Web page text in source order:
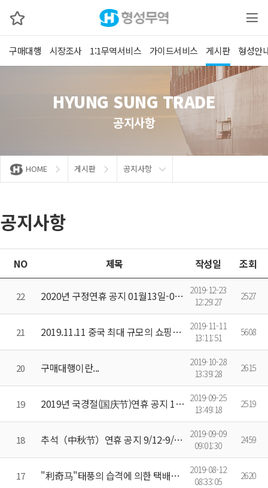
구매대행 시장조사 1:1무역서비스 가이드서비스 게시판 형성안
HYUNG SUNG TRADE
공지사항
HOME 게시판 공지사항
공지사항
NO 제목 작성일 조회
22 2020년 구정연휴 공지 01월13일-02월09일
2019-12-23
12:29:27
2527
21 2019.11.11 중국 최대 규모의 쇼핑의 날! 双十一购物狂欢节！의한 택배건 지연에 대해
2019-11-11
13:11:51
5608
20 구매대행이란...
2019-10-28
13:39:28
2615
19 2019년 국경절(国庆节)연휴 공지 10/1-10/7(7일) 2019-09-25
13:49:18
2519
18 추석（中秋节）연휴 공지 9/12-9/15(4일)
2019-09-09
09:01:30
2459
17 "利奇马"태풍의 습격에 의한 택배건 지연...
2019-08-12
08:33:05
2620